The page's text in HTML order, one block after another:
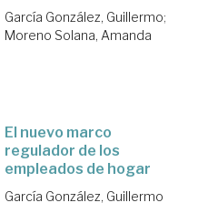
García González, Guillermo;
Moreno Solana, Amanda
El nuevo marco
regulador de los
empleados de hogar
García González, Guillermo